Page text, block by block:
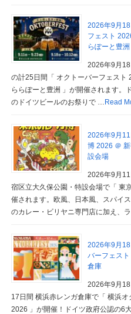
2026年9月
フェスト
らぽーと豊洲
2026年9月
の計25日間「 オクトーバーフェスト
ららぽーと豊洲 」が開催されます。
のドイツビールのお祭りで … Read
2026年9月
博 2026 ＠
設会場
2026年9月
宿区立大久保公園・特設会場で「 東
催されます。欧風、日本風、スパイ
のカレー・ビリヤニ専門店に加え、
2026年9月
バーフェス
倉庫
2026年9月
17日間 横浜赤レンガ倉庫で「 横浜オ
2026 」が開催！ドイツ政府公認の6